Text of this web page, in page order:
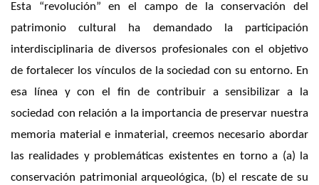
Esta “revolución” en el campo de la conservación del
patrimonio cultural ha demandado la participación
interdisciplinaria de diversos profesionales con el objetivo
de fortalecer los vínculos de la sociedad con su entorno. En
esa línea y con el fin de contribuir a sensibilizar a la
sociedad con relación a la importancia de preservar nuestra
memoria material e inmaterial, creemos necesario abordar
las realidades y problemáticas existentes en torno a (a) la
conservación patrimonial arqueológica, (b) el rescate de su